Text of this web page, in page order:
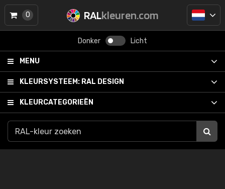
RALkleuren.com
Donker Licht
MENU
KLEURSYSTEEM: RAL DESIGN
KLEURCATEGORIEËN
0